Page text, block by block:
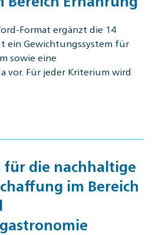
Format ergänzt die 14
ein Gewichtungssystem für
sowie eine
vor. Für jeder Kriterium wird
die nachhaltige
im Bereich